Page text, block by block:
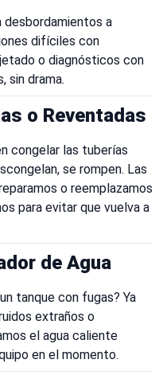
desbordamientos a
difíciles con
o diagnósticos con
sin drama.
o Reventadas
congelar las tuberías
se rompen. Las
o reemplazamos
para evitar que vuelva a
de Agua
tanque con fugas? Ya
extraños o
el agua caliente
en el momento.